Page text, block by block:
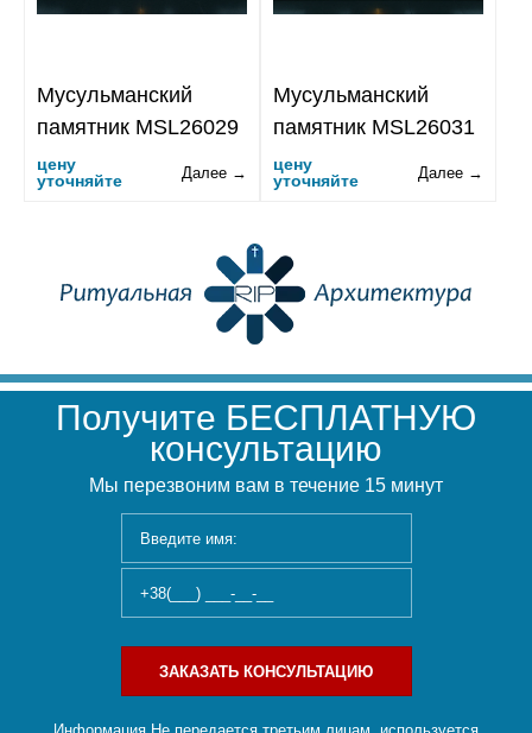
Мусульманский
памятник MSL26029
цену
уточняйте
Далее →
Мусульманский
памятник MSL26031
цену
уточняйте
Далее →
Получите БЕСПЛАТНУЮ
консультацию
Мы перезвоним вам в течение 15 минут
ЗАКАЗАТЬ КОНСУЛЬТАЦИЮ